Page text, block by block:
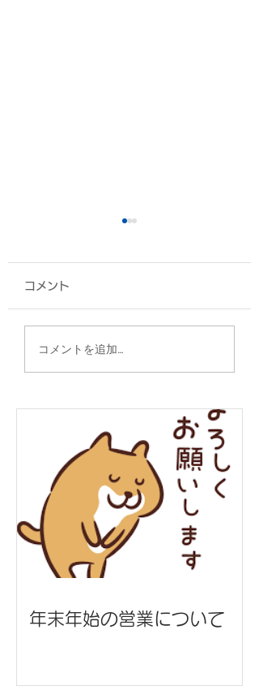
椅子カバー/エナジック
スポーツ高等学院 様
コメント
コメントを追加…
年末年始の営業について